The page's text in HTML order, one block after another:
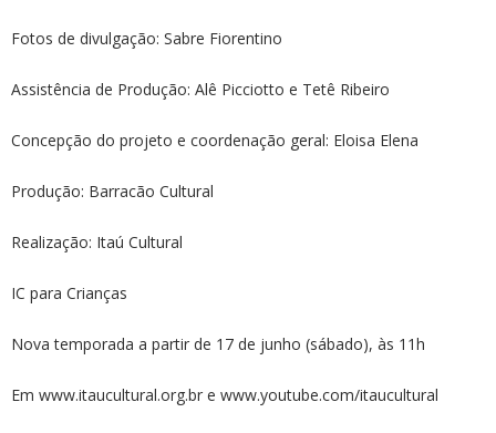
Fotos de divulgação: Sabre Fiorentino
Assistência de Produção: Alê Picciotto e Tetê Ribeiro
Concepção do projeto e coordenação geral: Eloisa Elena
Produção: Barracão Cultural
Realização: Itaú Cultural
IC para Crianças
Nova temporada a partir de 17 de junho (sábado), às 11h
Em www.itaucultural.org.br e www.youtube.com/itaucultural